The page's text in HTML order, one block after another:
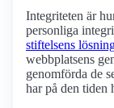
Integriteten är
personliga
stiftelsens
webbplatsens
genomförda de
har på den tiden